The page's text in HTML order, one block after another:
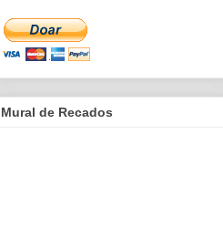
Mural de Recados